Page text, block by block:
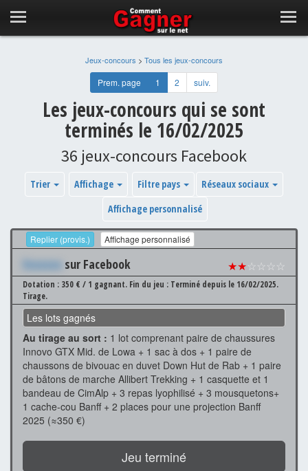
Jeux-concours > Tous les jeux-concours
Prem. page 1 2 suiv.
Les jeux-concours qui se sont
terminés le 16/02/2025
36 jeux-concours Facebook
Trier Affichage Filtre pays
Réseaux sociaux
Affichage personnalisé
Replier (provis.) Affichage personnalisé
Xxxxxxx sur Facebook ★★☆☆☆☆
Dotation : 350 € / 1 gagnant. Fin du jeu : Terminé depuis le 16/02/2025.
Tirage.
Les lots gagnés
Au tirage au sort : 1 lot comprenant paire de chaussures
Innovo GTX Mid. de Lowa + 1 sac à dos + 1 paire de
chaussons de bivouac en duvet Down Hut de Rab + 1 paire
de bâtons de marche Allibert Trekking + 1 casquette et 1
bandeau de CimAlp + 3 repas lyophilisé + 3 mousquetons+
1 cache-cou Banff + 2 places pour une projection Banff
2025 (≈350 €)
Jeu terminé